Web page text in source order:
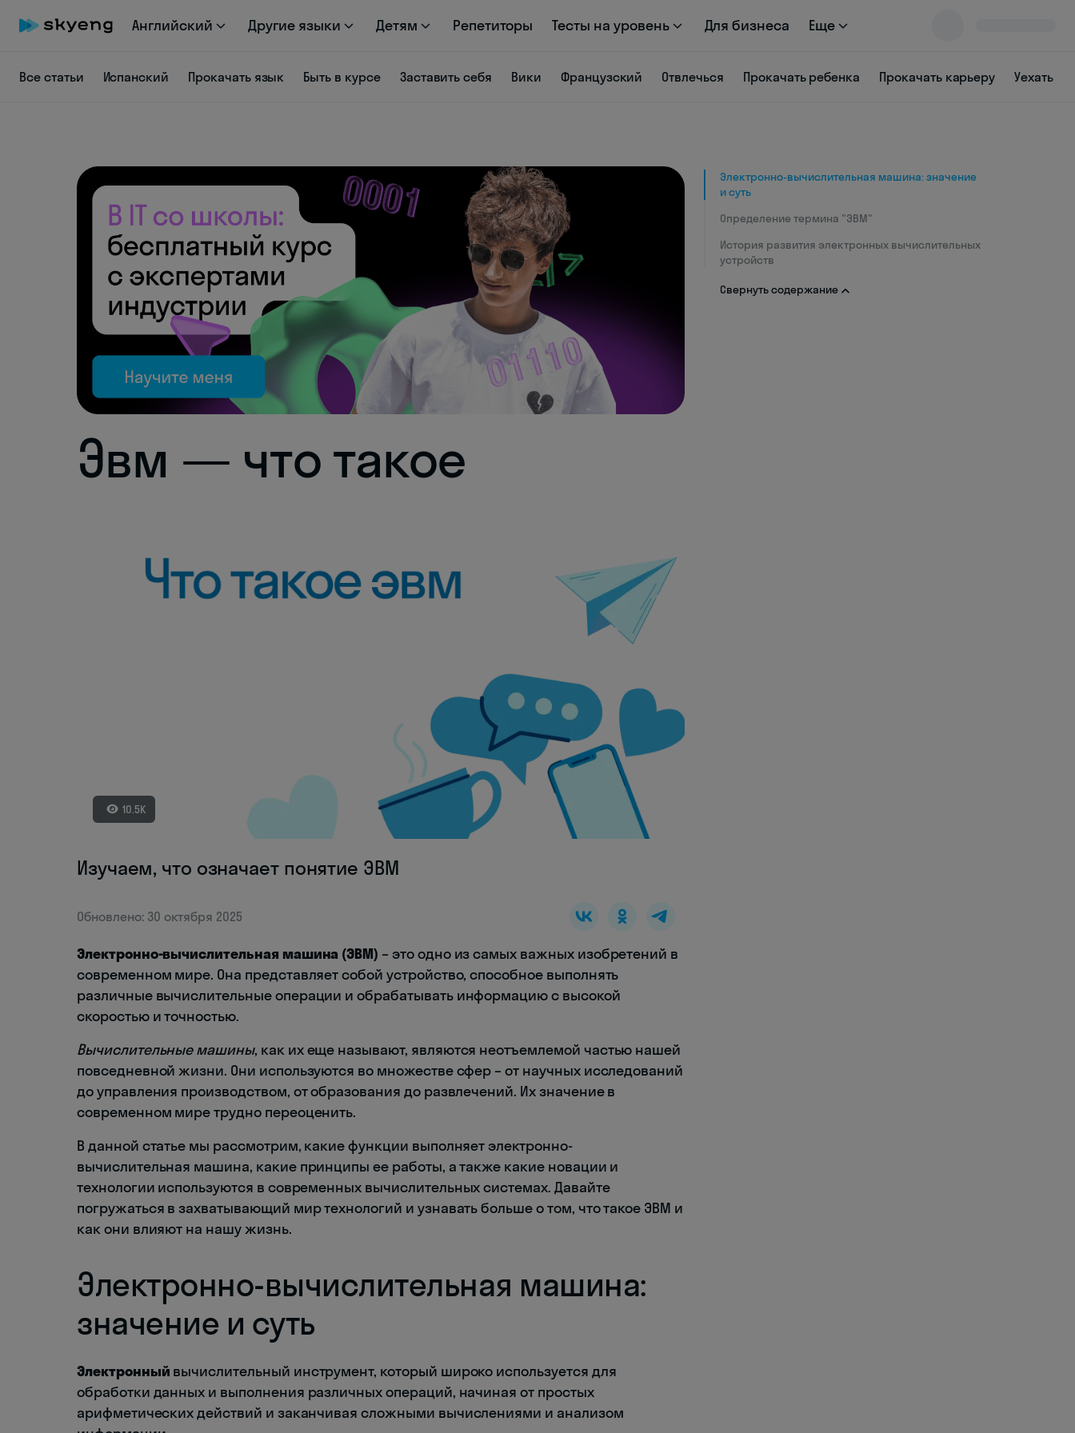
Английский Другие языки Детям Репетиторы Тесты на уровень Для бизнеса Еще
Все статьи Испанский Прокачать язык Быть в курсе Заставить себя Вики Французский Отвлечься Прокачать ребенка Прокачать карьеру Уехать
Эвм — что такое
10.5K
Изучаем, что означает понятие ЭВМ
Обновлено: 30 октября 2025
Электронно-вычислительная машина (ЭВМ) – это одно из самых важных изобретений в
современном мире. Она представляет собой устройство, способное выполнять
различные вычислительные операции и обрабатывать информацию с высокой
скоростью и точностью.
Вычислительные машины, как их еще называют, являются неотъемлемой частью нашей
повседневной жизни. Они используются во множестве сфер – от научных исследований
до управления производством, от образования до развлечений. Их значение в
современном мире трудно переоценить.
В данной статье мы рассмотрим, какие функции выполняет электронно-
вычислительная машина, какие принципы ее работы, а также какие новации и
технологии используются в современных вычислительных системах. Давайте
погружаться в захватывающий мир технологий и узнавать больше о том, что такое ЭВМ и
как они влияют на нашу жизнь.
Электронно-вычислительная машина:
значение и суть
Электронный вычислительный инструмент, который широко используется для
обработки данных и выполнения различных операций, начиная от простых
арифметических действий и заканчивая сложными вычислениями и анализом
Электронно-вычислительная машина: значение
и суть
Определение термина "ЭВМ"
История развития электронных вычислительных
устройств
Свернуть содержание